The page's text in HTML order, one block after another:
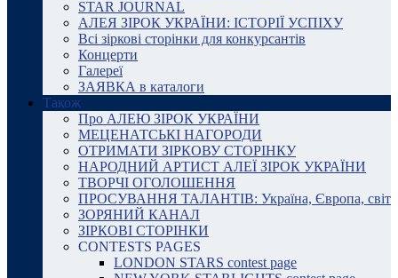
STAR JOURNAL
АЛЕЯ ЗІРОК УКРАЇНИ: ІСТОРІЇ УСПІХУ
Всі зіркові сторінки для конкурсантів
Концерти
Галереї
ЗАЯВКА в каталоги
Також
Про АЛЕЮ ЗІРОК УКРАЇНИ
МЕЦЕНАТСЬКІ НАГОРОДИ
ОТРИМАТИ ЗІРКОВУ СТОРІНКУ
НАРОДНИЙ АРТИСТ АЛЕЇ ЗІРОК УКРАЇНИ
ТВОРЧІ ОГОЛОШЕННЯ
ПРОСУВАННЯ ТАЛАНТІВ: Україна, Європа, світ
ЗОРЯНИЙ КАНАЛ
ЗІРКОВІ СТОРІНКИ
CONTESTS PAGES
LONDON STARS contest page